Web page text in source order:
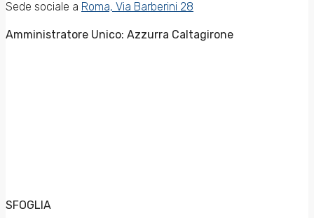
Sede sociale a Roma, Via Barberini 28
Amministratore Unico: Azzurra Caltagirone
SFOGLIA